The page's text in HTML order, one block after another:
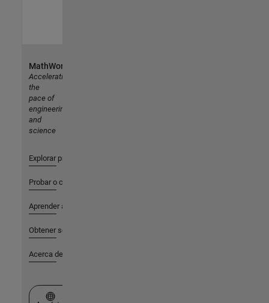
MathWorks
Accelerating
the
pace of
engineering
and
science
Explorar productos
Probar o comprar
Aprender a utilizar
Obtener soporte
Acerca de MathWorks
Seleccione un país/idioma